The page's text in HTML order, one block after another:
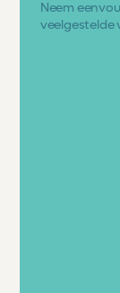
Neem
veelgestelde